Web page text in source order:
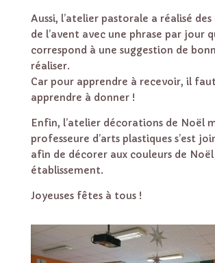
Aussi, l’atelier pastorale a réalisé
de l’avent avec une phrase par jour
correspond à une suggestion de
réaliser.
Car pour apprendre à recevoir, il
apprendre à donner !
Enfin, l’atelier décorations de Noël
professeure d’arts plastiques s’est
afin de décorer aux couleurs de
établissement.
Joyeuses fêtes à tous !